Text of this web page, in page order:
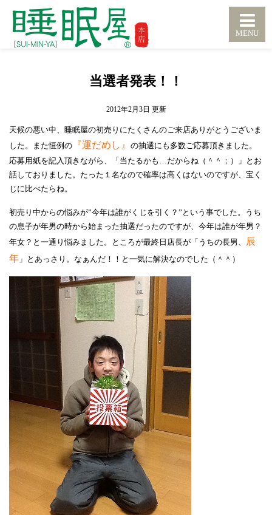
当選者発表！！
2012年2月3日
天候の悪い中、睡眠屋の初売りにたくさんのご来店ありがとうございま
した。また恒例の 『運だめし』 の抽選にも多数ご応募頂きました。
応募用紙を記入頂きながら、「当たるかも…だからね（＾＾；）」とお
話しておりました。たった１名なので確率は高くはないのですが、宝く
じに比べたらね。
初売り中からの悩みが”今年は誰がくじを引く？”という事でした。うち
の息子が年男の時から始まった抽選だったのですが、今年は誰が年男？
年女？と一通り悩みました。ところが最終日店長が「うちの長男、
辰
年 」とあっさり。なぁんだ！！と一気に解決なのでした（＾＾）